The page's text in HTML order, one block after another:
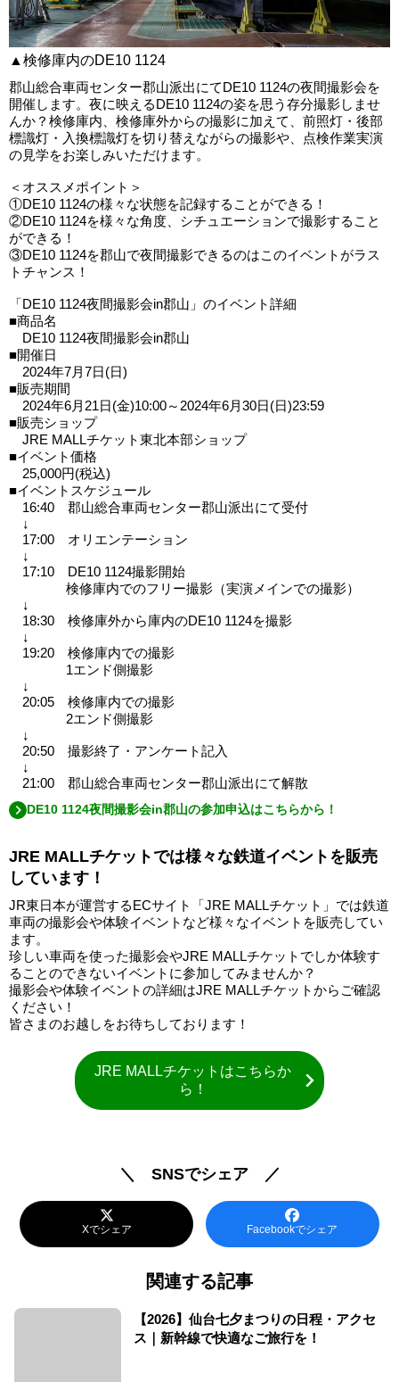
▲検修庫内のDE10 1124
郡山総合車両センター郡山派出にてDE10 1124の夜間撮影会を
開催します。夜に映えるDE10 1124の姿を思う存分撮影しませ
んか？検修庫内、検修庫外からの撮影に加えて、前照灯・後部
標識灯・入換標識灯を切り替えながらの撮影や、点検作業実演
の見学をお楽しみいただけます。
＜オススメポイント＞
①DE10 1124の様々な状態を記録することができる！
②DE10 1124を様々な角度、シチュエーションで撮影すること
ができる！
③DE10 1124を郡山で夜間撮影できるのはこのイベントがラス
トチャンス！
「DE10 1124夜間撮影会in郡山」のイベント詳細
■商品名
DE10 1124夜間撮影会in郡山
■開催日
2024年7月7日(日)
■販売期間
2024年6月21日(金)10:00～2024年6月30日(日)23:59
■販売ショップ
JRE MALLチケット東北本部ショップ
■イベント価格
25,000円(税込)
■イベントスケジュール
16:40 郡山総合車両センター郡山派出にて受付
↓
17:00 オリエンテーション
↓
17:10 DE10 1124撮影開始
検修庫内でのフリー撮影（実演メインでの撮影）
↓
18:30 検修庫外から庫内のDE10 1124を撮影
↓
19:20 検修庫内での撮影
1エンド側撮影
↓
20:05 検修庫内での撮影
2エンド側撮影
↓
20:50 撮影終了・アンケート記入
↓
21:00 郡山総合車両センター郡山派出にて解散
DE10 1124夜間撮影会in郡山の参加申込はこちらから！
JRE MALLチケットでは様々な鉄道イベントを販売
しています！
JR東日本が運営するECサイト「JRE MALLチケット」では鉄道
車両の撮影会や体験イベントなど様々なイベントを販売してい
ます。
珍しい車両を使った撮影会やJRE MALLチケットでしか体験す
ることのできないイベントに参加してみませんか？
撮影会や体験イベントの詳細はJRE MALLチケットからご確認
ください！
皆さまのお越しをお待ちしております！
JRE MALLチケットはこちらか
ら！
＼ SNSでシェア ／
Xでシェア Facebookでシェア
関連する記事
【2026】仙台七夕まつりの日程・アクセ
ス｜新幹線で快適なご旅行を！